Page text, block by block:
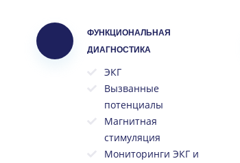
ФУНКЦИОНАЛЬНАЯ
ДИАГНОСТИКА
ЭКГ
Вызванные
потенциалы
Магнитная
стимуляция
Мониторинги ЭКГ и